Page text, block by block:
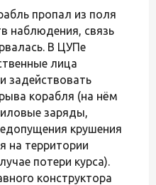
пропал из поля
наблюдения, связь
В ЦУПе
лица
задействовать
корабля (на нём
заряды,
крушения
на территории
потери курса).
конструктора